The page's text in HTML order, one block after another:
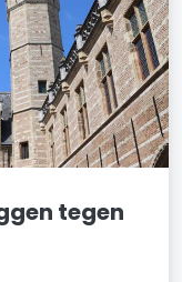
tegen